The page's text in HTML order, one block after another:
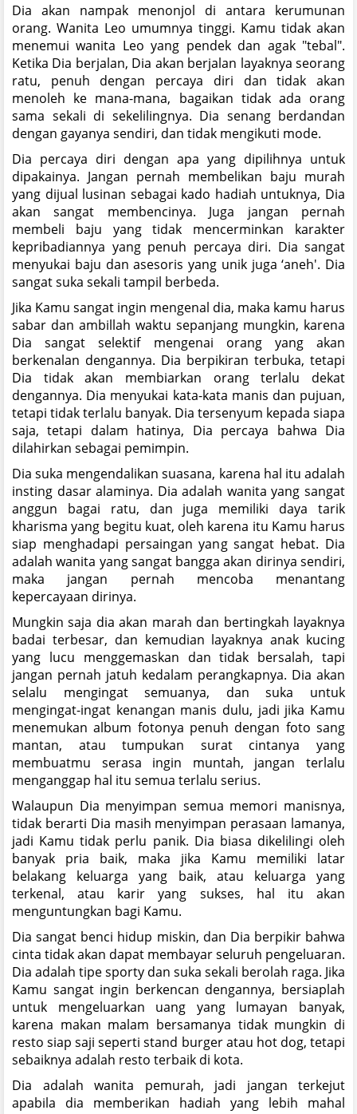
Dia akan nampak menonjol di antara kerumunan
orang. Wanita Leo umumnya tinggi. Kamu tidak akan
menemui wanita Leo yang pendek dan agak "tebal".
Ketika Dia berjalan, Dia akan berjalan layaknya seorang
ratu, penuh dengan percaya diri dan tidak akan
menoleh ke mana-mana, bagaikan tidak ada orang
sama sekali di sekelilingnya. Dia senang berdandan
dengan gayanya sendiri, dan tidak mengikuti mode.
Dia percaya diri dengan apa yang dipilihnya untuk
dipakainya. Jangan pernah membelikan baju murah
yang dijual lusinan sebagai kado hadiah untuknya, Dia
akan sangat membencinya. Juga jangan pernah
membeli baju yang tidak mencerminkan karakter
kepribadiannya yang penuh percaya diri. Dia sangat
menyukai baju dan asesoris yang unik juga ‘aneh'. Dia
sangat suka sekali tampil berbeda.
Jika Kamu sangat ingin mengenal dia, maka kamu harus
sabar dan ambillah waktu sepanjang mungkin, karena
Dia sangat selektif mengenai orang yang akan
berkenalan dengannya. Dia berpikiran terbuka, tetapi
Dia tidak akan membiarkan orang terlalu dekat
dengannya. Dia menyukai kata-kata manis dan pujuan,
tetapi tidak terlalu banyak. Dia tersenyum kepada siapa
saja, tetapi dalam hatinya, Dia percaya bahwa Dia
dilahirkan sebagai pemimpin.
Dia suka mengendalikan suasana, karena hal itu adalah
insting dasar alaminya. Dia adalah wanita yang sangat
anggun bagai ratu, dan juga memiliki daya tarik
kharisma yang begitu kuat, oleh karena itu Kamu harus
siap menghadapi persaingan yang sangat hebat. Dia
adalah wanita yang sangat bangga akan dirinya sendiri,
maka jangan pernah mencoba menantang
kepercayaan dirinya.
Mungkin saja dia akan marah dan bertingkah layaknya
badai terbesar, dan kemudian layaknya anak kucing
yang lucu menggemaskan dan tidak bersalah, tapi
jangan pernah jatuh kedalam perangkapnya. Dia akan
selalu mengingat semuanya, dan suka untuk
mengingat-ingat kenangan manis dulu, jadi jika Kamu
menemukan album fotonya penuh dengan foto sang
mantan, atau tumpukan surat cintanya yang
membuatmu serasa ingin muntah, jangan terlalu
menganggap hal itu semua terlalu serius.
Walaupun Dia menyimpan semua memori manisnya,
tidak berarti Dia masih menyimpan perasaan lamanya,
jadi Kamu tidak perlu panik. Dia biasa dikelilingi oleh
banyak pria baik, maka jika Kamu memiliki latar
belakang keluarga yang baik, atau keluarga yang
terkenal, atau karir yang sukses, hal itu akan
menguntungkan bagi Kamu.
Dia sangat benci hidup miskin, dan Dia berpikir bahwa
cinta tidak akan dapat membayar seluruh pengeluaran.
Dia adalah tipe sporty dan suka sekali berolah raga. Jika
Kamu sangat ingin berkencan dengannya, bersiaplah
untuk mengeluarkan uang yang lumayan banyak,
karena makan malam bersamanya tidak mungkin di
resto siap saji seperti stand burger atau hot dog, tetapi
sebaiknya adalah resto terbaik di kota.
Dia adalah wanita pemurah, jadi jangan terkejut
apabila dia memberikan hadiah yang lebih mahal